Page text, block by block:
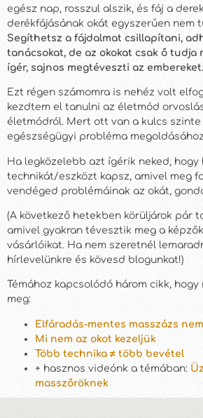
egész nap, rosszul alszik, és fáj a
derékfájásának okát egyszerűen nem
Segíthetsz a fájdalmat csillapítani,
tanácsokat, de az okokat csak ő tudja
ígér, sajnos megtéveszti az embereket.
Ezt régen számomra is nehéz volt
kezdtem el tanulni az életmód
életmódról. Mert ott van a kulcs szinte
egészségügyi probléma
Ha legközelebb azt ígérik neked, hogy
technikát/eszközt kapsz, amivel meg
vendéged problémáinak az okát,
(A következő hetekben körüljárok pár
amivel gyakran tévesztik meg a
vásárlóikat. Ha nem szeretnél
hírlevelünkre és kövesd blogunkat!)
Témához kapcsolódó három cikk,
meg:
Elfáradás-mentes masszázs
Mi nem az okot kezeljük
Több technika ≠ több bevétel
+ hasznos videónk a témában:
masszőröknek